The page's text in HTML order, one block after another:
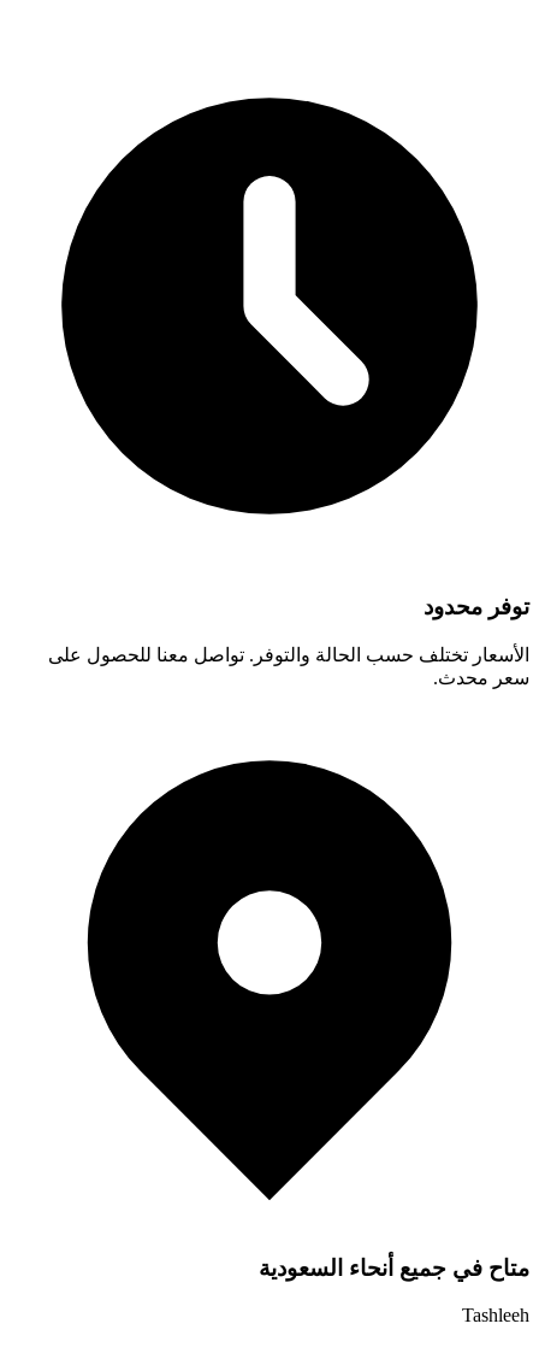
توفر محدود
الأسعار تختلف حسب الحالة والتوفر. تواصل معنا للحصول على
سعر محدث.
متاح في جميع أنحاء السعودية
Tashleeh